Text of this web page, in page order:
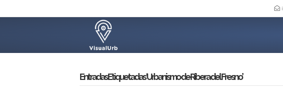
Entradas Etiquetadas ‘Urbanismo de Ribera del Fresno’